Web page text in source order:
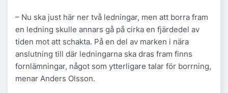
– Nu ska just här ner två ledningar, men att borra fram
en ledning skulle annars gå på cirka en fjärdedel av
tiden mot att schakta. På en del av marken i nära
anslutning till där ledningarna ska dras fram finns
fornlämningar, något som ytterligare talar för borrning,
menar Anders Olsson.